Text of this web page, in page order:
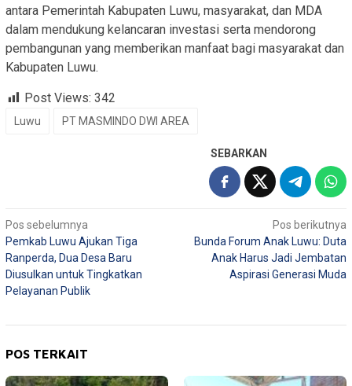
antara Pemerintah Kabupaten Luwu, masyarakat, dan MDA
dalam mendukung kelancaran investasi serta mendorong
pembangunan yang memberikan manfaat bagi masyarakat dan
Kabupaten Luwu.
Post Views: 342
Luwu PT MASMINDO DWI AREA
SEBARKAN
Navigasi
pos
Pos sebelumnya
Pemkab Luwu Ajukan Tiga
Ranperda, Dua Desa Baru
Diusulkan untuk Tingkatkan
Pelayanan Publik
Pos berikutnya
Bunda Forum Anak Luwu: Duta
Anak Harus Jadi Jembatan
Aspirasi Generasi Muda
POS TERKAIT